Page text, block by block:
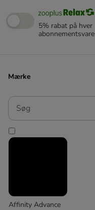
5% rabat på hver
abonnementsvare
Mærke
Søg
Affinity Advance